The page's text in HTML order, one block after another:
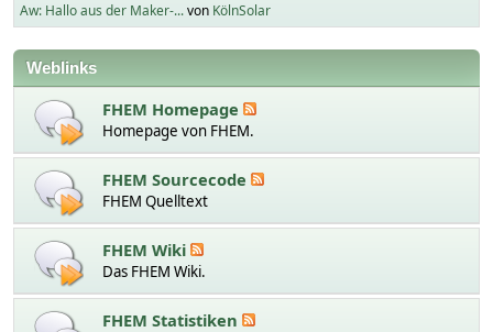
Aw: Hallo aus der Maker-...von KölnSolar
Weblinks
FHEM Homepage
Homepage von FHEM.
FHEM Sourcecode
FHEM Quelltext
FHEM Wiki
Das FHEM Wiki.
FHEM Statistiken